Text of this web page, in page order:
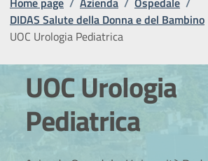
DIDAS Salute della Donna e del Bambino
UOC Urologia Pediatrica
UOC Urologia
Pediatrica